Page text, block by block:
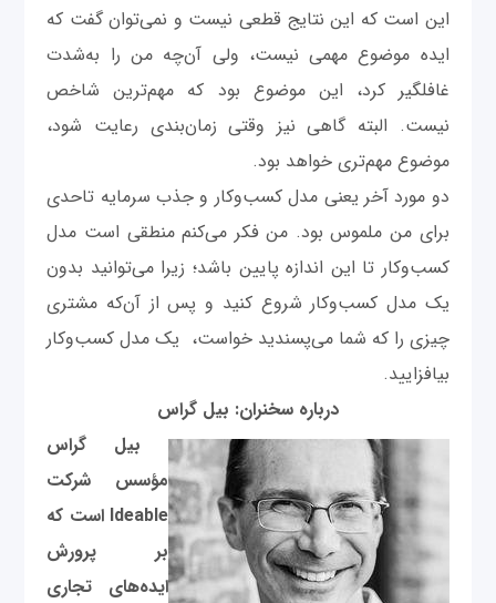
این است که این نتایج قطعی نیست و نمی‌توان گفت که
ایده موضوع مهمی نیست، ولی آن‌چه من را به‌شدت
غافلگیر کرد، این موضوع بود که مهم‌ترین شاخص
نیست. البته گاهی نیز وقتی زمان‌بندی رعایت شود،
موضوع مهم‌تری خواهد بود.
دو مورد آخر یعنی مدل کسب‌وکار و جذب سرمایه تاحدی
برای من ملموس بود. من فکر می‌کنم منطقی است مدل
کسب‌وکار تا این اندازه پایین باشد؛ زیرا می‌توانید بدون
یک مدل کسب‌وکار شروع کنید و پس از آن‌که مشتری
چیزی را که شما می‌پسندید خواست، یک مدل کسب‌وکار
بیافزایید.
درباره سخنران: بیل گراس
بیل گراس
مؤسس شرکت
Ideable است که
بر پرورش
ایده‌های تجاری